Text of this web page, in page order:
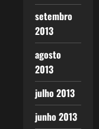
setembro
2013
agosto
2013
julho 2013
junho 2013